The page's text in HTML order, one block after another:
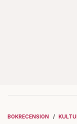
BOKRECENSION